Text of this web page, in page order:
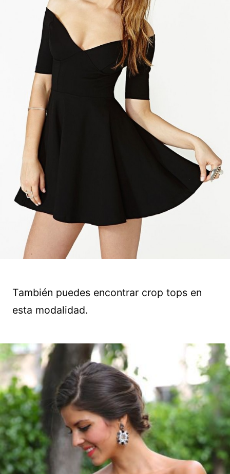
También puedes encontrar crop tops en
esta modalidad.